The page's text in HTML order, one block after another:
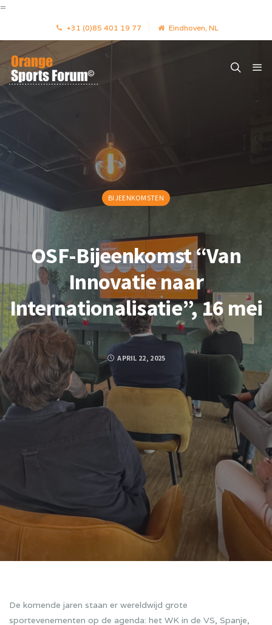
=
+31 (0)85 401 19 77 Eindhoven, NL
BIJEENKOMSTEN
OSF-Bijeenkomst “Van
Innovatie naar
Internationalisatie”, 16 mei
APRIL 22, 2025
FACEBOOK TWITTER GOOGLE PLUS
De komende jaren staan er wereldwijd grote
sportevenementen op de agenda: het WK in de VS, Spanje,